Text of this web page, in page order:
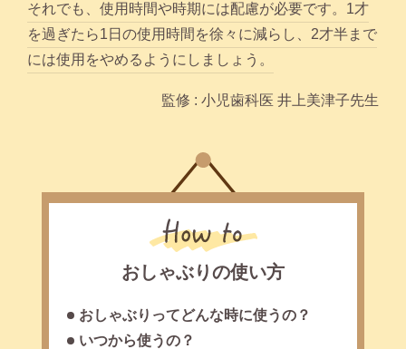
それでも、使⽤時間や時期には配慮が必要です。1才
を過ぎたら1⽇の使⽤時間を徐々に減らし、2才半まで
には使⽤をやめるようにしましょう。
監修 : 小児歯科医 井上美津⼦先⽣
おしゃぶりの使い方
おしゃぶりってどんな時に使うの？
いつから使うの？